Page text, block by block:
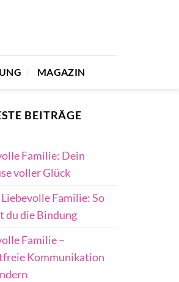
MAGAZIN
BEITRÄGE
Familie: Dein
voller Glück
Familie: So
du die Bindung
Familie –
Kommunikation